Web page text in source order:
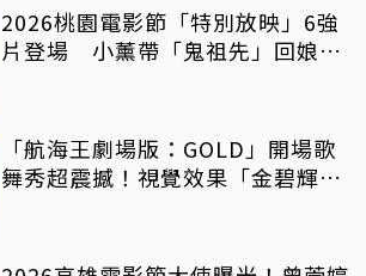
2026桃園電影節「特別放映」6強
片登場 小薰帶「鬼祖先」回娘
「航海王劇場版：GOLD」開場歌
舞秀超震撼！視覺效果「金碧輝